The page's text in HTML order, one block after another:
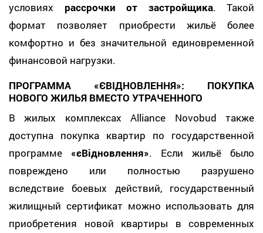
условиях рассрочки от застройщика. Такой
формат позволяет приобрести жильё более
комфортно и без значительной единовременной
финансовой нагрузки.
ПРОГРАММА «ЄВІДНОВЛЕННЯ»: ПОКУПКА
НОВОГО ЖИЛЬЯ ВМЕСТО УТРАЧЕННОГО
В жилых комплексах Alliance Novobud также
доступна покупка квартир по государственной
программе «єВідновлення». Если жильё было
повреждено или полностью разрушено
вследствие боевых действий, государственный
жилищный сертификат можно использовать для
приобретения новой квартиры в современных